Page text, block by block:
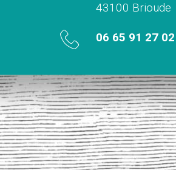
43100 Brioude
06 65 91 27 02